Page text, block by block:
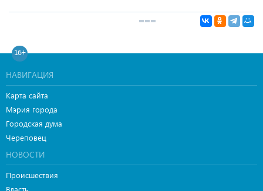
16+
НАВИГАЦИЯ
Карта сайта
Мэрия города
Городская дума
Череповец
НОВОСТИ
Происшествия
Власть